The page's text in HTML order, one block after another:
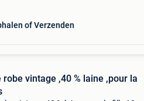
of Verzenden
robe vintage ,40 % laine ,pour la